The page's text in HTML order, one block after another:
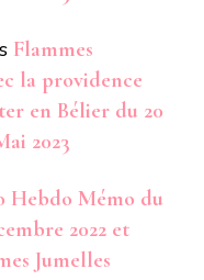
Flammes
la providence
en Bélier du 20
2023
Hebdo Mémo du
2022 et
Jumelles